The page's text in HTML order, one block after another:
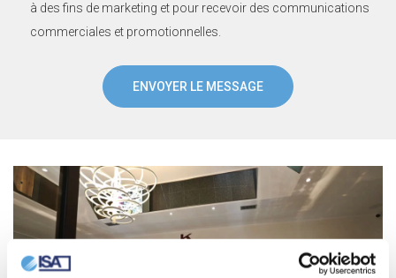
à des fins de marketing et pour recevoir des communications
commerciales et promotionnelles.